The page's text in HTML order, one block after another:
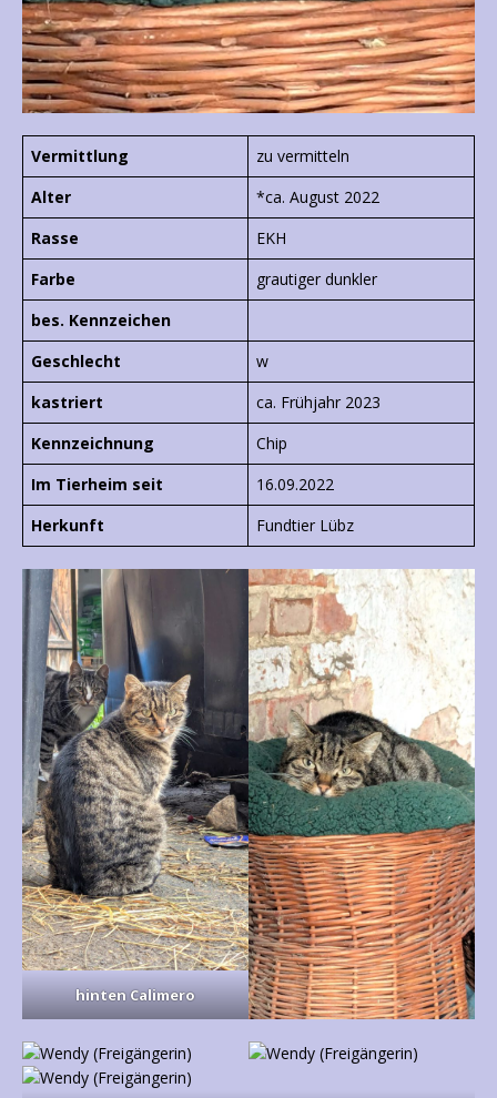
Vermittlung
zu vermitteln
Alter
*ca. August 2022
Rasse
EKH
Farbe
grautiger dunkler
bes. Kennzeichen
Geschlecht
w
kastriert
ca. Frühjahr 2023
Kennzeichnung
Chip
Im Tierheim seit
16.09.2022
Herkunft
Fundtier Lübz
hinten Calimero